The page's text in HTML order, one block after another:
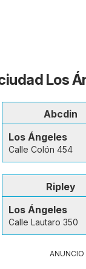
Los
Abcdin
Los Ángeles
Calle Colón 454
Ripley
Los Ángeles
Calle Lautaro 350
ANUNCIO